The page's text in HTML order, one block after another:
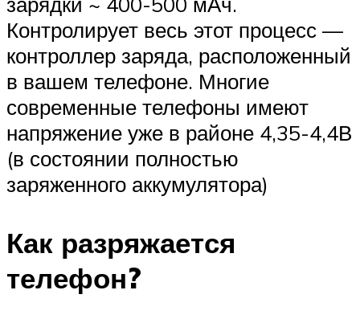
Контролирует весь этот процесс —
контроллер заряда, расположенный
в вашем телефоне. Многие
современные телефоны имеют
напряжение уже в районе 4,35-4,4В
(в состоянии полностью
заряженного аккумулятора)
Как разряжается
телефон?